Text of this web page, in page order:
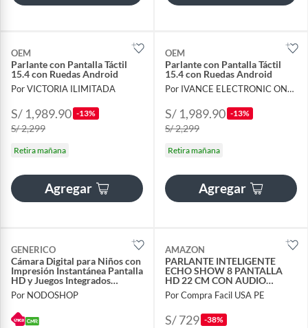
OEM
Parlante con Pantalla Táctil
15.4 con Ruedas Android
Por VICTORIA ILIMITADA
S/ 1,989.90 -13%
S/ 2,299
Retira mañana
Agregar
OEM
Parlante con Pantalla Táctil
15.4 con Ruedas Android
Por IVANCE ELECTRONIC ONLINE
S/ 1,989.90 -13%
S/ 2,299
Retira mañana
Agregar
GENERICO
Cámara Digital para Niños con
Impresión Instantánea Pantalla
HD y Juegos Integrados
Incluye Pack de papel de
Respuesto
Por NODOSHOP
AMAZON
PARLANTE INTELIGENTE
ECHO SHOW 8 PANTALLA
HD 22 CM CON AUDIO
ESPACIAL Y ALEXA+ -
GRAFITO
Por Compra Facil USA PE
S/ 729 -38%